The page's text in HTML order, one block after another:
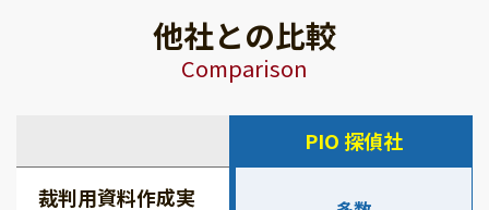
他社との比較
Comparison
PIO 探偵社
裁判用資料作成実